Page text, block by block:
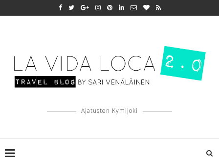
Ajatusten Kymijoki